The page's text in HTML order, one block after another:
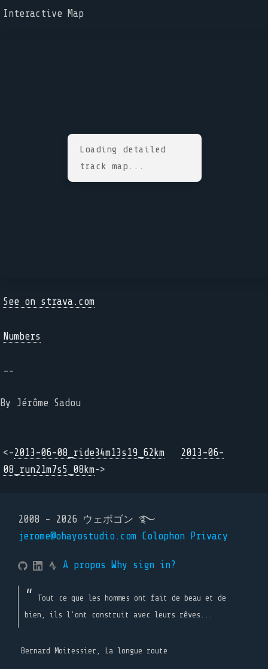
Interactive Map
Loading detailed
track map...
See on strava.com
Numbers
--
By Jérôme Sadou
<-2013-06-08_ride34m13s19_62km
2013-06-
08_run21m7s5_08km->
2008 - 2026 ウェボゴン ࿐
jerome@ohayostudio.com Colophon Privacy
A propos Why sign in?
Tout ce que les hommes ont fait de beau et de
bien, ils l'ont construit avec leurs rêves...
Bernard Moitessier, La longue route